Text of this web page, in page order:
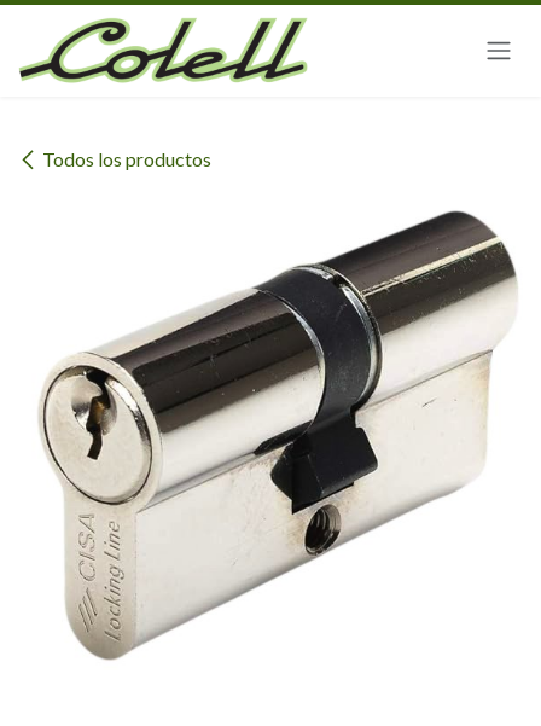
Ir al contenido
Todos los productos